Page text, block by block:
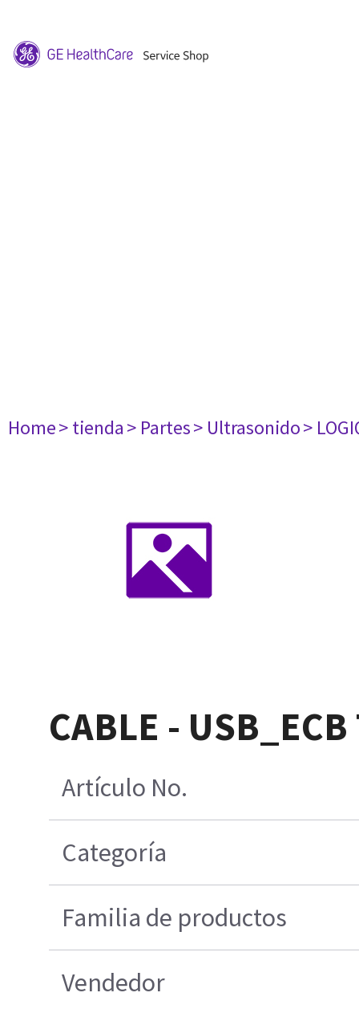
Home> tienda> Partes> Ultrasonido>
CABLE -
Artículo No.
Categoría
Familia de productos
Vendedor